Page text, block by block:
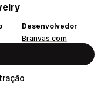
Desenvolvedor
Branvas.com